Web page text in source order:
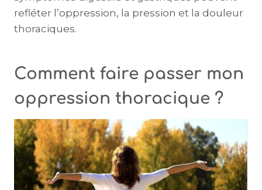
refléter l’oppression, la pression et la douleur
thoraciques.
Comment faire passer mon
oppression thoracique ?